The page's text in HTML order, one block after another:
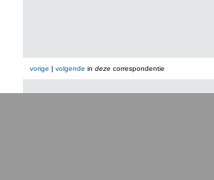
vorige | volgende in deze correspondentie